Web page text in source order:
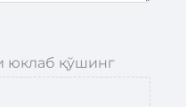
юклаб қўшинг